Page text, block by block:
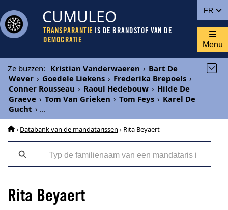
FR
CUMULEO
TRANSPARANTIE IS DE BRANDSTOF VAN DE
DEMOCRATIE
Menu
Ze buzzen: Kristian Vanderwaeren › Bart De
Wever › Goedele Liekens › Frederika Brepoels ›
Conner Rousseau › Raoul Hedebouw › Hilde De
Graeve › Tom Van Grieken › Tom Feys › Karel De
Gucht › ...
› Databank van de mandatarissen › Rita Beyaert
Rita Beyaert